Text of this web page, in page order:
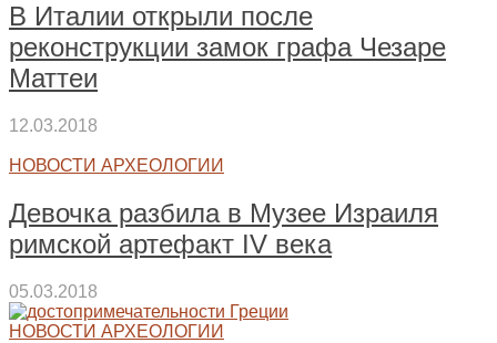
В Италии открыли после
реконструкции замок графа Чезаре
Маттеи
12.03.2018
НОВОСТИ АРХЕОЛОГИИ
Девочка разбила в Музее Израиля
римской артефакт IV века
05.03.2018
НОВОСТИ АРХЕОЛОГИИ